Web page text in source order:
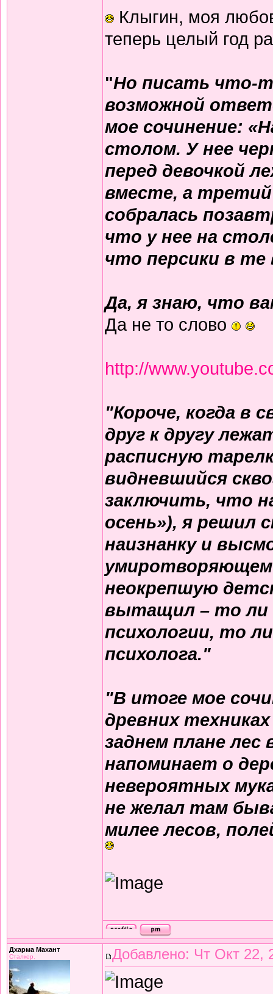
Клыгин, моя
теперь целый год
"Но писать что-
возможной
мое сочинение:
столом. У нее
перед девочкой
вместе, а третий
собралась
что у нее на
что персики в те
Да, я знаю, что
Да не то слово
http://
"Короче, когда в
друг к другу
расписную
видневшийся
заключить, что
осень»), я решил
наизнанку и
умиротворяющем
неокрепшую
вытащил – то ли
психологии, то
психолога."
"В итоге мое
древних
заднем плане
напоминает о
невероятных
не желал там
милее лесов,
Дхарма Махант
Сталкер. Добавлено: Чт Окт 22,